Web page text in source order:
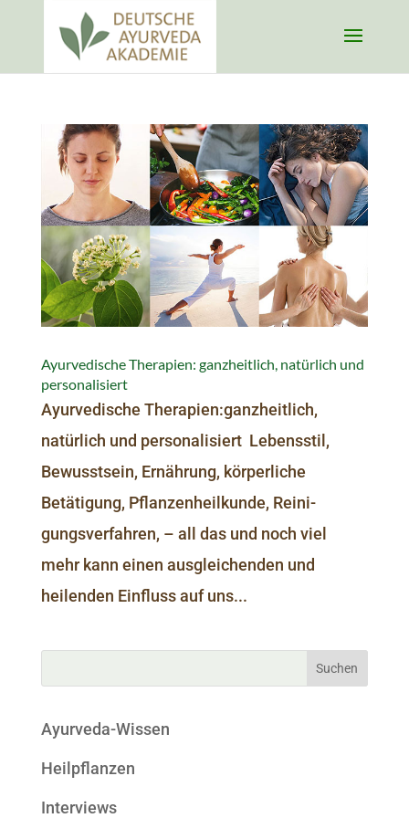
Ayurvedische Therapien: ganzheitlich, natürlich und
personalisiert
Ayurvedische Therapien:ganzheitlich,
natürlich und personalisiert Lebens­­stil,
Bewus­st­sein, Er­­nährung, körperliche
Betätigung, Pflan­­zen­­heil­­kunde, Rei­­ni­­
gungsverfahren, – all das und noch viel
mehr kann einen ausgleichenden und
heilenden Einfluss auf uns...
Ayurveda-Wissen
Heilpflanzen
Interviews